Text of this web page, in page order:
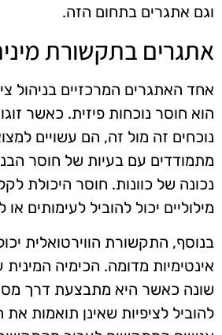
וגם אתגרים בתחום הזה.
אתגרים בתקשורת
אחד האתגרים המרכזיים בניהול
הוא חוסר נוכחות פיזית. כאשר
נוכחים זה מול זה, הם עשויים
מתמודדים עם בעיות של חוסר
נכונה של כוונות. חוסר היכולת
מילוליים יכול להוביל לעימותים
בנוסף, התקשורת הווירטואלית
אינטימיות מדומה. הכימיה המינית
שונה כאשר היא מתבצעת דרך
להוביל לציפיות שאינן תואמות